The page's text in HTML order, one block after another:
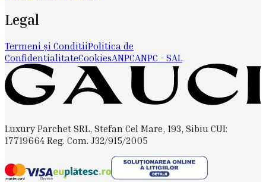
Legal
Termeni și ConditiiPolitica de
ConfidentialitateCookiesANPCANPC - SAL
Luxury Parchet SRL, Stefan Cel Mare, 193, Sibiu CUI:
17719664 Reg. Com. J32/915/2005